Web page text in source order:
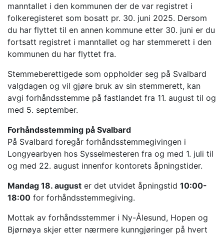
manntallet i den kommunen der de var registret i
folkeregisteret som bosatt pr. 30. juni 2025. Dersom
du har flyttet til en annen kommune etter 30. juni er du
fortsatt registret i manntallet og har stemmerett i den
kommunen du har flyttet fra.
Stemmeberettigede som oppholder seg på Svalbard
valgdagen og vil gjøre bruk av sin stemmerett, kan
avgi forhåndsstemme på fastlandet fra 11. august til og
med 5. september.
Forhåndsstemming på Svalbard
På Svalbard foregår forhåndsstemmegivingen i
Longyearbyen hos Sysselmesteren fra og med 1. juli til
og med 22. august innenfor kontorets åpningstider.
Mandag 18. august er det utvidet åpningstid 10:00-
18:00 for forhåndsstemmegiving.
Mottak av forhåndsstemmer i Ny-Ålesund, Hopen og
Bjørnøya skjer etter nærmere kunngjøringer på hvert